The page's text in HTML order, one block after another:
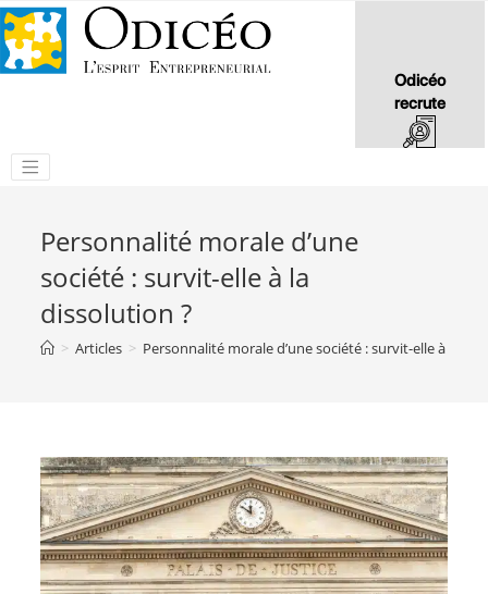
Odicéo
recrute
Personnalité morale d’une
société : survit-elle à la
dissolution ?
> Articles > Personnalité morale d’une société : survit-elle à la